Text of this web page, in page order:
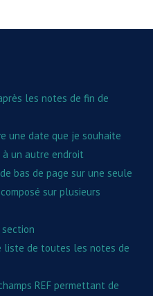
les notes de fin de
une date que je souhaite
à un autre endroit
bas de page sur une seule
sur plusieurs
liste de toutes les notes de
REF permettant de